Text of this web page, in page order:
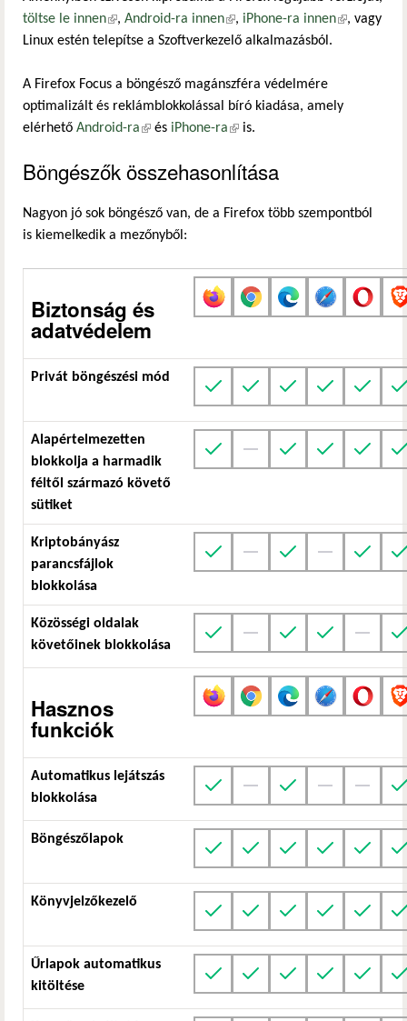
töltse le innen(külső hivatkozás)
, Android-ra innen(külső hivatkozás)
, iPhone-ra innen(külső
, vagy
Linux estén telepítse a Szoftverkezelő alkalmazásból.
A Firefox Focus a böngésző magánszféra védelmére
optimalizált és reklámblokkolással bíró kiadása, amely
elérhető Android-ra(külső hivatkozás)
és iPhone-ra(külső hivatkozás)
is.
Böngészők összehasonlítása
Nagyon jó sok böngésző van, de a Firefox több szempontból
is kiemelkedik a mezőnyből:
Biztonság és
adatvédelem
Privát böngészési mód
Alapértelmezetten
blokkolja a harmadik
féltől származó követő
sütiket
Kriptobányász
parancsfájlok
blokkolása
Közösségi oldalak
követőinek blokkolása
Hasznos
funkciók
Automatikus lejátszás
blokkolása
Böngészőlapok
Könyvjelzőkezelő
Űrlapok automatikus
kitöltése